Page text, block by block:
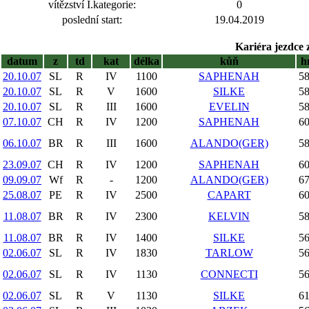
vítězství I.kategorie:
0
poslední start:
19.04.2019
Kariéra jezdce
datum
z td kat délka kůň
20.10.07
SL R IV 1100 SAPHENAH
20.10.07
SL R V 1600 SILKE
20.10.07
SL R III 1600 EVELIN
07.10.07 CH R IV 1200 SAPHENAH
06.10.07 BR R III 1600 ALANDO(GER)
23.09.07 CH R IV 1200 SAPHENAH
09.09.07
Wf R - 1200 ALANDO(GER)
25.08.07
PE R IV 2500 CAPART
11.08.07
BR R IV 2300 KELVIN
11.08.07
BR R IV 1400 SILKE
02.06.07
SL R IV 1830 TARLOW
02.06.07
SL R IV 1130 CONNECTI
02.06.07
SL R V 1130 SILKE